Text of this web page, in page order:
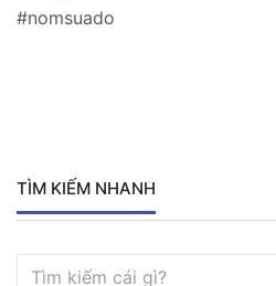
#nomsuado
TÌM KIẾM NHANH